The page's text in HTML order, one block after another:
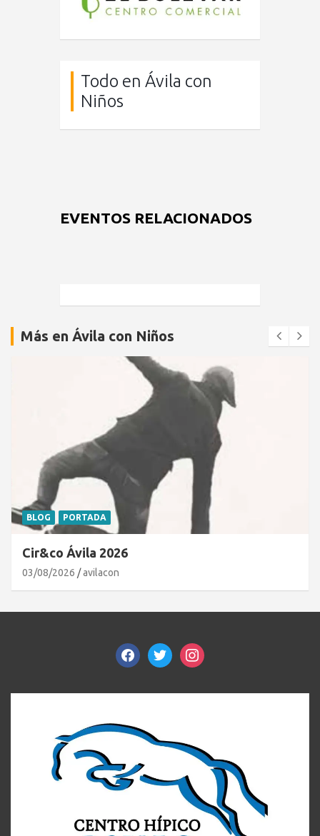
Todo en Ávila con
Niños
EVENTOS RELACIONADOS
Más en Ávila con Niños
BLOG PORTADA
Cir&co Ávila 2026
03/08/2026 avilacon
facebooktwitterinstagram